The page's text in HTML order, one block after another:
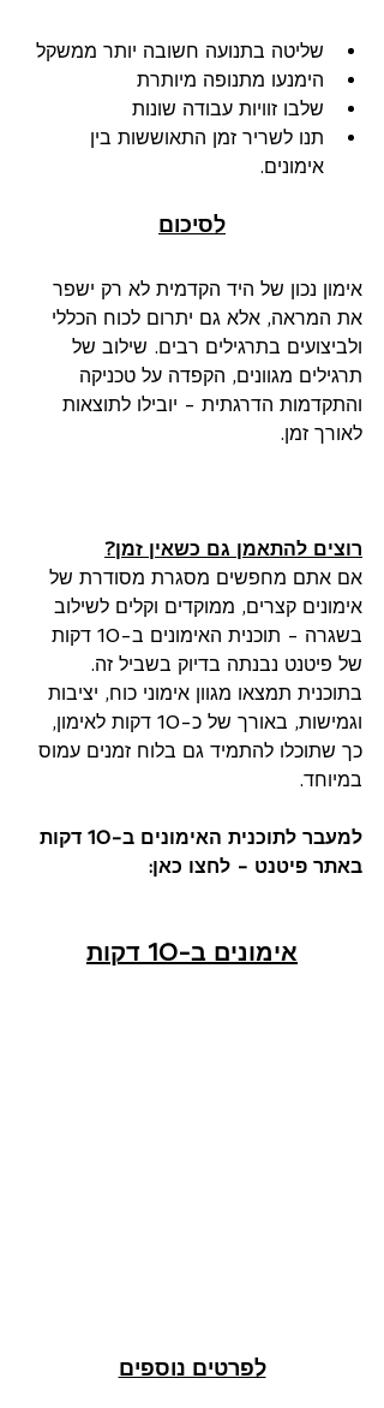
שליטה בתנועה חשובה יותר ממשקל
הימנעו מתנופה מיותרת
שלבו זוויות עבודה שונות
תנו לשריר זמן התאוששות בין
אימונים.
לסיכום
אימון נכון של היד הקדמית לא רק ישפר
את המראה, אלא גם יתרום לכוח הכללי
ולביצועים בתרגילים רבים. שילוב של
תרגילים מגוונים, הקפדה על טכניקה
והתקדמות הדרגתית - יובילו לתוצאות
לאורך זמן.
רוצים להתאמן גם כשאין זמן?
אם אתם מחפשים מסגרת מסודרת של
אימונים קצרים, ממוקדים וקלים לשילוב
בשגרה - תוכנית האימונים ב-10 דקות
של פיטנט נבנתה בדיוק בשביל זה.
בתוכנית תמצאו מגוון אימוני כוח, יציבות
וגמישות, באורך של כ-10 דקות לאימון,
כך שתוכלו להתמיד גם בלוח זמנים עמוס
במיוחד.
למעבר לתוכנית האימונים ב-10 דקות
באתר פיטנט - לחצו כאן:
אימונים ב-10 דקות
לפרטים נוספים